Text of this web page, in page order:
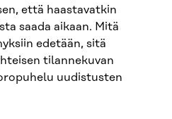
että haastavatkin
saada aikaan. Mitä
edetään, sitä
tilannekuvan
uudistusten